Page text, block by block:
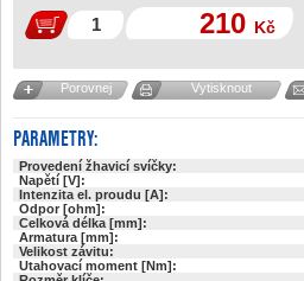
210 Kč
Porovnej Vytisknout
PARAMETRY:
Provedení žhavicí svíčky:
Napětí [V]:
Intenzita el. proudu [A]:
Odpor [ohm]:
Celková délka [mm]:
Armatura [mm]:
Velikost závitu:
Utahovací moment [Nm]: